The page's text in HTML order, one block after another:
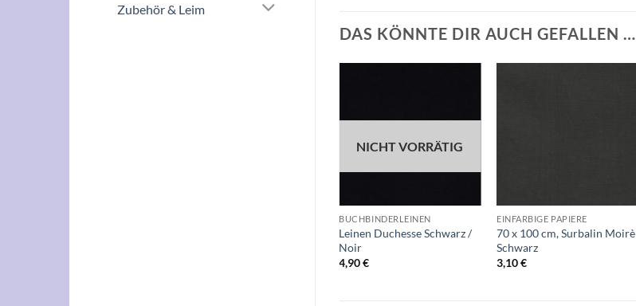
Zubehör & Leim
DAS KÖNNTE DIR AUCH GEFALLEN …
Wunschliste
NICHT VORRÄTIG
BUCHBINDERLEINEN
Leinen Duchesse Schwarz /
Noir
4,90€
EINFARBIGE PAPIERE
70 x 100 cm, Surbalin Moirè
Schwarz
3,10€